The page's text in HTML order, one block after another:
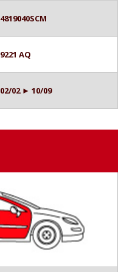
4819040SCM
9221 AQ
02/02 ► 10/09